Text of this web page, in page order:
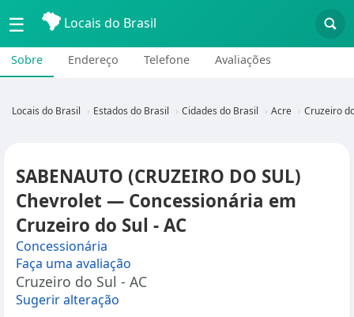
☰ Locais do Brasil
Sobre Endereço Telefone Avaliações
Locais do Brasil Estados do Brasil Cidades do Brasil Acre Cruzeiro
SABENAUTO (CRUZEIRO DO SUL)
Chevrolet — Concessionária em
Cruzeiro do Sul - AC
Concessionária
Faça uma avaliação
Cruzeiro do Sul - AC
Sugerir alteração